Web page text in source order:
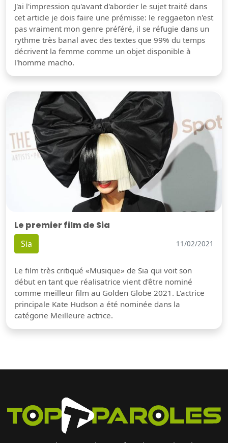
J'ai l'impression qu'avant d'aborder le sujet traité dans
cet article je dois faire une prémisse: le reggaeton n'est
pas vraiment mon genre préféré, il se réfugie dans un
rythme très banal avec des textes que 99% du temps
décrivent la femme comme un objet disponible à
l'homme macho.
Le premier film de Sia
Sia 11/02/2021
Le film très critiqué «Musique» de Sia qui voit son
début en tant que réalisatrice vient d'être nominé
comme meilleur film au Golden Globe 2021. L'actrice
principale Kate Hudson a été nominée dans la
catégorie Meilleure actrice.